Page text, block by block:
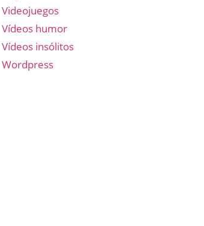
Videojuegos
Vídeos humor
Vídeos insólitos
Wordpress